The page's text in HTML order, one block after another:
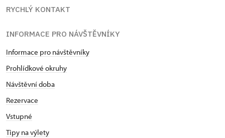
RYCHLÝ KONTAKT
INFORMACE PRO NÁVŠTĚVNÍKY
Informace pro návštěvníky
Prohlídkové okruhy
Návštěvní doba
Rezervace
Vstupné
Tipy na výlety